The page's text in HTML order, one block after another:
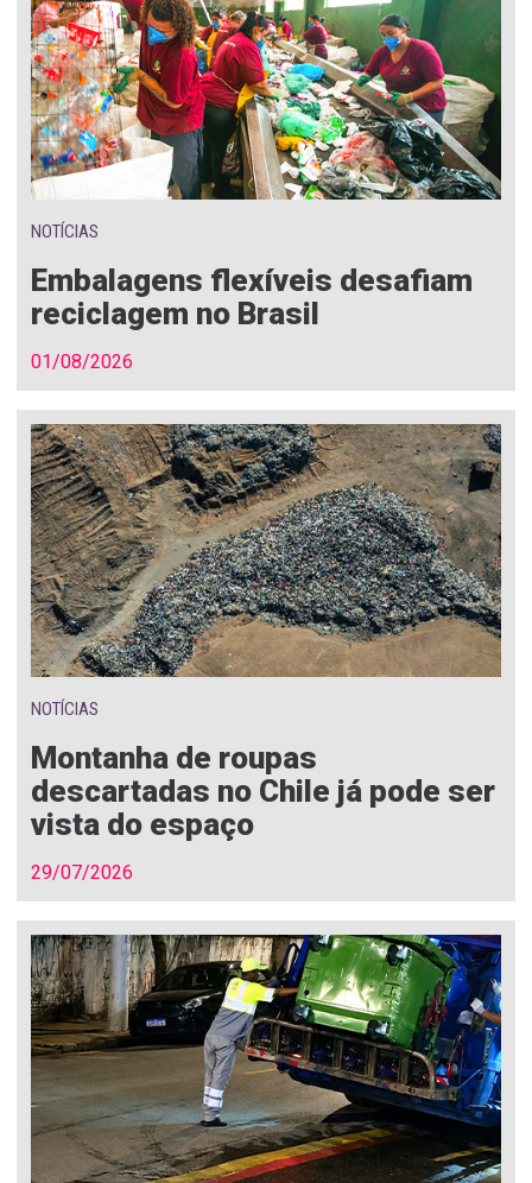
NOTÍCIAS
Embalagens flexíveis desafiam
reciclagem no Brasil
01/08/2026
NOTÍCIAS
Montanha de roupas
descartadas no Chile já pode ser
vista do espaço
29/07/2026